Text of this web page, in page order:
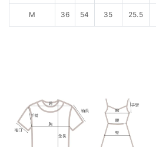
M 36 54 35 25.5